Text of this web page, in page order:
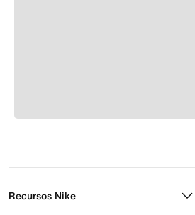
Recursos Nike